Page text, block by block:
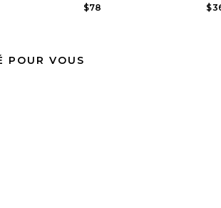
price:
$78
POUR VOUS